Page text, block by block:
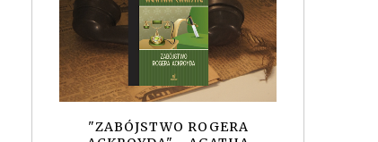
"ZABÓJSTWO ROGERA